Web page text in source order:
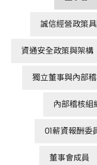
誠信經營政策
資通安全政策與架構
獨立董事與內部
內部稽核組
01薪資報酬委
董事會成員